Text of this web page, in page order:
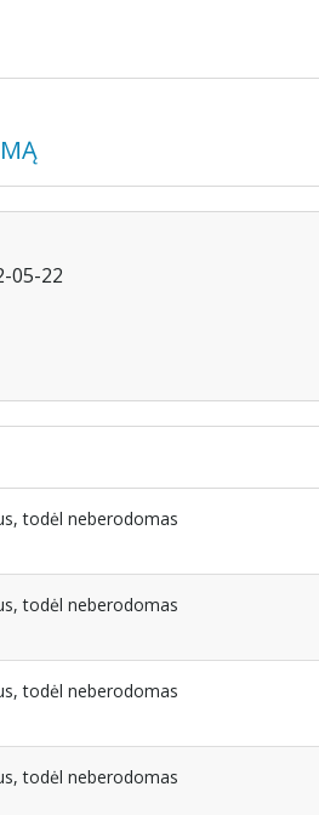
05-22
todėl neberodomas
todėl neberodomas
todėl neberodomas
todėl neberodomas